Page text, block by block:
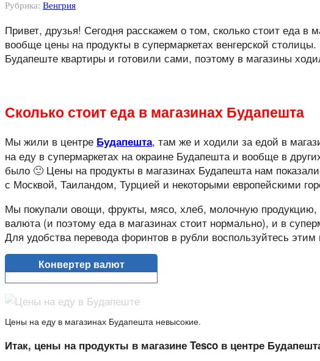
Рубрика: Венгрия
Привет, друзья! Сегодня расскажем о том, сколько стоит еда в
вообще цены на продукты в супермаркетах венгерской
Будапеште квартиры и готовили сами, поэтому в магазины
Сколько стоит еда в магазинах Будапешта
Мы жили в центре Будапешта, там же и ходили за едой в
на еду в супермаркетах на окраине Будапешта и вообще в
было 🙂 Цены на продукты в магазинах Будапешта нам
с Москвой, Таиландом, Турцией и некоторыми европейскими
Мы покупали овощи, фрукты, мясо, хлеб, молочную продукцию,
валюта (и поэтому еда в магазинах стоит нормально), и в
Для удобства перевода форинтов в рубли воспользуйтесь этим
Конвертер валют
Цены на еду в магазинах Будапешта невысокие.
Итак, цены на продукты в магазине Tesco в центре